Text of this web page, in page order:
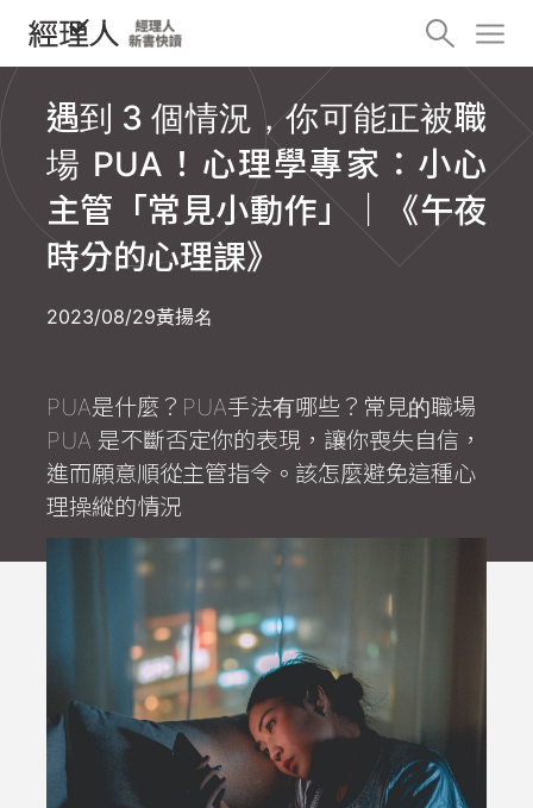
遇到 3 個情況，你可能正被職
場 PUA！心理學專家：小心
主管「常見小動作」｜《午夜
時分的心理課》
2023/08/29黃揚名
PUA是什麼？PUA手法有哪些？常見的職場
PUA 是不斷否定你的表現，讓你喪失自信，
進而願意順從主管指令。該怎麼避免這種心
理操縱的情況